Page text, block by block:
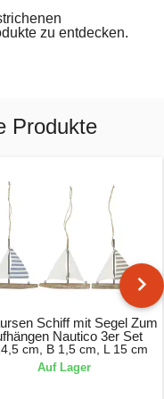
zu entdecken.
Produkte
Schiff mit Segel Zum
Nautico 3er Set
cm, B 1,5 cm, L 15 cm
Auf Lager